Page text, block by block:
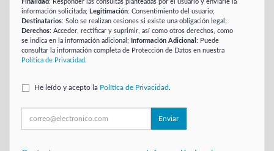
Finalidad: Responder las consultas planteadas por el usuario y enviarle la
información solicitada; Legitimación: Consentimiento del usuario;
Destinatarios: Solo se realizan cesiones si existe una obligación legal;
Derechos: Acceder, rectificar y suprimir, así como otros derechos, como
se indica en la información adicional;
Información Adicional : Puede
consultar la información completa de Protección de Datos en nuestra
Política de Privacidad
He leído y acepto la Política de Privacidad
Enviar